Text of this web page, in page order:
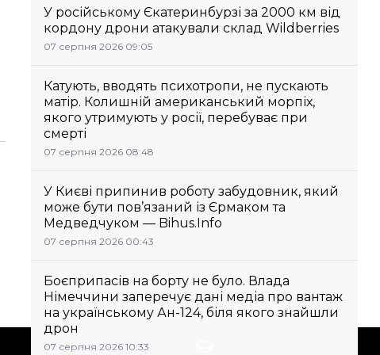
У російському Єкатеринбурзі за 2000 км від
кордону дрони атакували склад Wildberries
07 серпня 2026 09:05
Катують, вводять психотропи, не пускають
матір. Колишній американський морпіх,
якого утримують у росії, перебуває при
смерті
07 серпня 2026 08:48
У Києві припинив роботу забудовник, який
може бути пов’язаний із Єрмаком та
Медведчуком — Bihus.Info
07 серпня 2026 00:43
Боєприпасів на борту не було. Влада
Німеччини заперечує дані медіа про вантаж
на українському Ан-124, біля якого знайшли
дрон
07 серпня 2026 10:33